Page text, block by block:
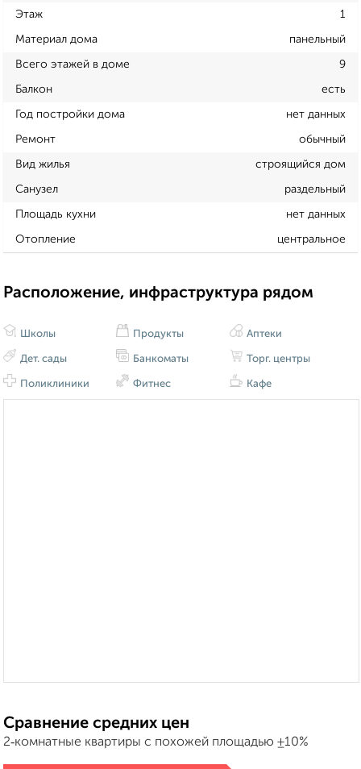
Этаж 1
Материал дома панельный
Всего этажей в доме 9
Балкон есть
Год постройки дома нет данных
Ремонт обычный
Вид жилья строящийся дом
Санузел раздельный
Площадь кухни нет данных
Отопление центральное
Расположение, инфраструктура рядом
Школы
Дет. сады
Поликлиники
Продукты
Банкоматы
Фитнес
Аптеки
Торг. центры
Кафе
Сравнение средних цен
2‑комнатные квартиры с похожей площадью ±10%